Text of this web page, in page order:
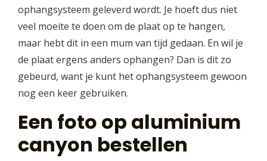
ophangsysteem geleverd wordt. Je hoeft dus niet
veel moeite te doen om de plaat op te hangen,
maar hebt dit in een mum van tijd gedaan. En wil je
de plaat ergens anders ophangen? Dan is dit zo
gebeurd, want je kunt het ophangsysteem gewoon
nog een keer gebruiken.
Een foto op aluminium
canyon bestellen